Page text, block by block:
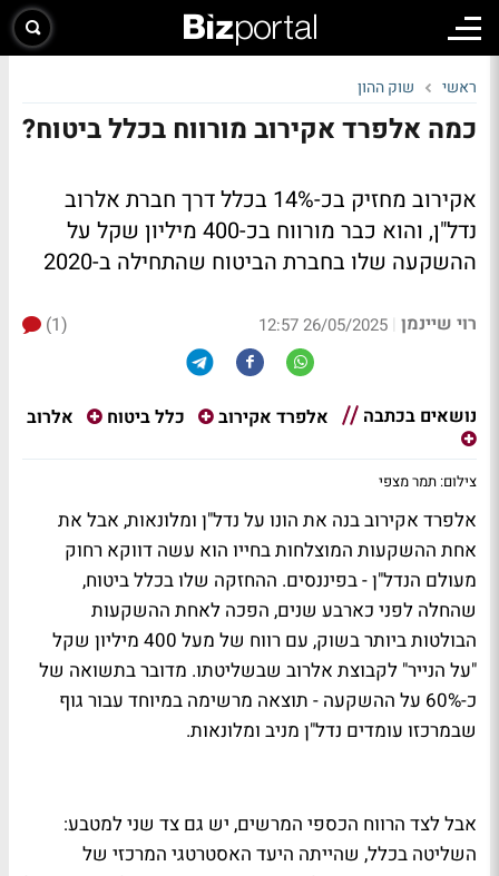
ראשי שוק ההון
כמה אלפרד אקירוב מורווח בכלל ביטוח?
אקירוב מחזיק בכ-14% בכלל דרך חברת אלרוב
נדל"ן, והוא כבר מורווח בכ-400 מיליון שקל על
ההשקעה שלו בחברת הביטוח שהתחילה ב-2020
רוי שיינמן |
26/05/2025 12:57
(1)
נושאים בכתבה אלפרד אקירוב כלל ביטוח אלרוב
צילום: תמר מצפי
אלפרד אקירוב בנה את הונו על נדל"ן ומלונאות, אבל את
אחת ההשקעות המוצלחות בחייו הוא עשה דווקא רחוק
מעולם הנדל"ן - בפיננסים. ההחזקה שלו בכלל ביטוח,
שהחלה לפני כארבע שנים, הפכה לאחת ההשקעות
הבולטות ביותר בשוק, עם רווח של מעל 400 מיליון שקל
"על הנייר" לקבוצת אלרוב שבשליטתו. מדובר בתשואה של
כ-60% על ההשקעה - תוצאה מרשימה במיוחד עבור גוף
שבמרכזו עומדים נדל"ן מניב ומלונאות.
אבל לצד הרווח הכספי המרשים, יש גם צד שני למטבע:
השליטה בכלל, שהייתה היעד האסטרטגי המרכזי של